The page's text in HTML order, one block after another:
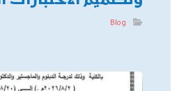
Blog